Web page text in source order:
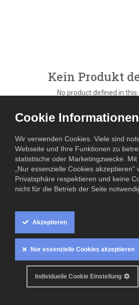
Kein Produkt
No product defined in this
Cookie Informationen
Wir verwenden Cookies. Viele sind
Webseite und Ihre Funktionen zu
statistische oder Marketingzwecke.
„Nur essenzielle Cookies akzeptieren“
Privatsphäre respektieren und keine
nicht für die Betrieb der Seite
Akzeptieren
Nur essenzielle Cookies akzeptieren
Individuelle Cookie Einstellung